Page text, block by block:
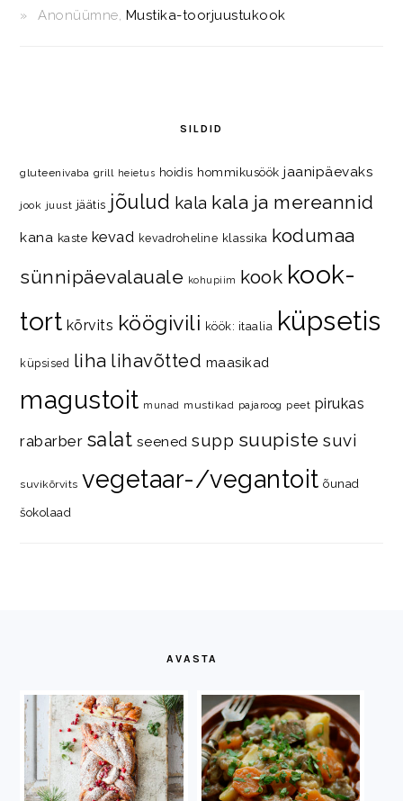
Anonüümne, Mustika-toorjuustukook
SILDID
gluteenivaba grill heietus hoidis hommikusöök jaanipäevaks
jook juust jäätis jõulud kala kala ja mereannid
kana kaste kevad kevadroheline klassika kodumaa
sünnipäevalauale kohupiim kook kook-
tort kõrvits köögivili köök: itaalia küpsetis
küpsised liha lihavõtted maasikad
magustoit munad mustikad pajaroog peet pirukas
rabarber salat seened supp suupiste suvi
suvikõrvits vegetaar-/vegantoit õunad
šokolaad
AVASTA